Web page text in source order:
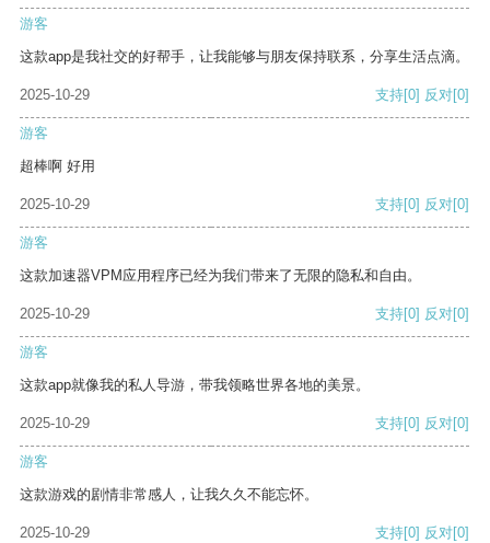
游客
这款app是我社交的好帮手，让我能够与朋友保持联系，分享生活点滴。
2025-10-29 支持[0] 反对[0]
游客
超棒啊 好用
2025-10-29 支持[0] 反对[0]
游客
这款加速器VPM应用程序已经为我们带来了无限的隐私和自由。
2025-10-29 支持[0] 反对[0]
游客
这款app就像我的私人导游，带我领略世界各地的美景。
2025-10-29 支持[0] 反对[0]
游客
这款游戏的剧情非常感人，让我久久不能忘怀。
2025-10-29 支持[0] 反对[0]